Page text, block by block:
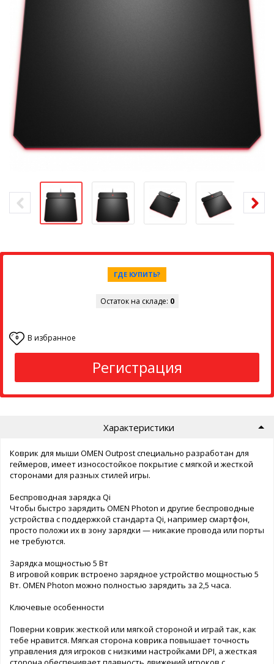
ГДЕ КУПИТЬ?
Остаток на складе: 0
0 В избранное
Регистрация
Характеристики
Коврик для мыши OMEN Outpost специально разработан для
геймеров, имеет износостойкое покрытие с мягкой и жесткой
сторонами для разных стилей игры.
Беспроводная зарядка Qi
Чтобы быстро зарядить OMEN Photon и другие беспроводные
устройства с поддержкой стандарта Qi, например смартфон,
просто положи их в зону зарядки — никакие провода или порты
не требуются.
Зарядка мощностью 5 Вт
В игровой коврик встроено зарядное устройство мощностью 5
Вт. OMEN Photon можно полностью зарядить за 2,5 часа.
Ключевые особенности
Поверни коврик жесткой или мягкой стороной и играй так, как
тебе нравится. Мягкая сторона коврика повышает точность
управления для игроков с низкими настройками DPI, а жесткая